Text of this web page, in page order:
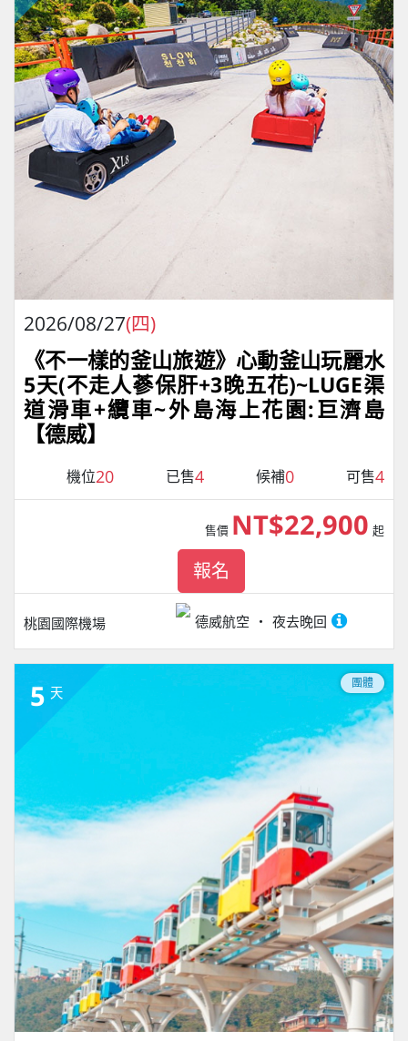
2026/08/27(四)
《不一樣的釜山旅遊》心動釜山玩麗水
5天(不走人蔘保肝+3晚五花)~LUGE渠
道滑車+纜車~外島海上花園:巨濟島
【德威】
機位20 已售4 候補0 可售4
桃園國際機場 德威航空 夜去晚回
售價 NT$22,900 起
報名
5 天
團體